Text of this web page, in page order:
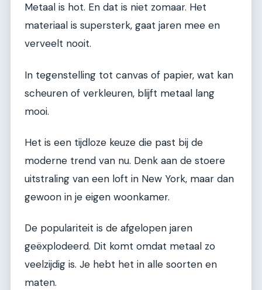
Metaal is hot. En dat is niet zomaar. Het
materiaal is supersterk, gaat jaren mee en
verveelt nooit.
In tegenstelling tot canvas of papier, wat kan
scheuren of verkleuren, blijft metaal lang
mooi.
Het is een tijdloze keuze die past bij de
moderne trend van nu. Denk aan de stoere
uitstraling van een loft in New York, maar dan
gewoon in je eigen woonkamer.
De populariteit is de afgelopen jaren
geëxplodeerd. Dit komt omdat metaal zo
veelzijdig is. Je hebt het in alle soorten en
maten.